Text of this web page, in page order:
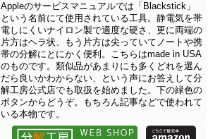
Appleのサービスマニュアルでは「Blackstick」
という名前にて使用されている工具。静電気を帯
電しにくいナイロン製で適度な硬さ、更に両端の
片方はヘラ状、もう片方は尖っていてノートや携
帯の分解にとにかく便利。こちらはmade in USA
のものです。類似品があまりにも多くどれを選ん
だら良いかわからない、という声にお答えして分
解工房公式店でも取扱を始めました。下の緑色の
ボタンからどうぞ。もちろん記事などで使われて
いる本物です。